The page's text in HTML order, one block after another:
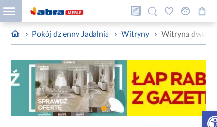
› Pokój dzienny Jadalnia › Witryny › Witryna